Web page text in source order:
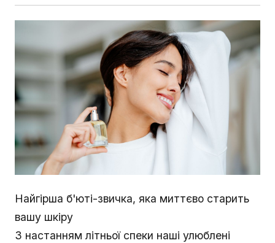
Найгірша б'юті-звичка, яка миттєво старить
вашу шкіру
З настанням літньої спеки наші улюблені